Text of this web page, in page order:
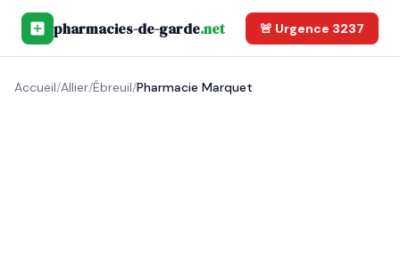
pharmacies-de-garde.net 🚨 Urgence 3237
Accueil/Allier/Ébreuil/Pharmacie Marquet